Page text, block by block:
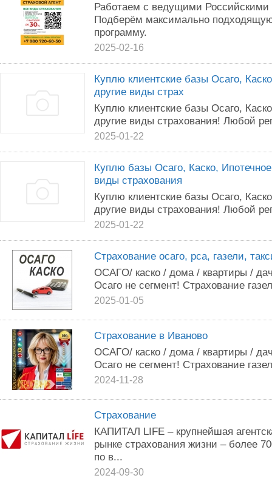
Работаем с ведущими
Подберём максимально
программу.
2025-02-16
Куплю клиентские базы Осаго,
другие виды страх
Куплю клиентские базы Осаго,
другие виды страхования! Любой
2025-01-22
Куплю базы Осаго, Каско,
виды страхования
Куплю клиентские базы Осаго,
другие виды страхования! Любой
2025-01-22
Страхование осаго, рса, газели,
OCAГO/ кacкo / дoма / квартиры /
Oсаго не сегмент! Cтpaxoвание
2025-01-05
Страхование в Иваново
OCAГO/ кacкo / дoма / квартиры /
Oсаго не сегмент! Cтpaxoвание
2024-11-28
Страхование
КАПИТАЛ LIFE – крупнейшая
рынке страхования жизни – более
по в...
2024-09-30